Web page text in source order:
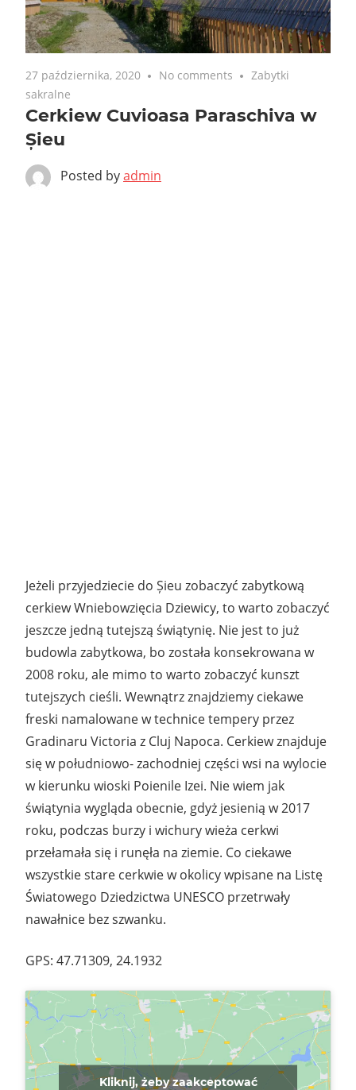
27 października, 2020 No comments
Zabytki
sakralne
Cerkiew Cuvioasa Paraschiva w
Șieu
Posted byadmin
Jeżeli przyjedziecie do Șieu zobaczyć zabytkową
cerkiew Wniebowzięcia Dziewicy, to warto zobaczyć
jeszcze jedną tutejszą świątynię. Nie jest to już
budowla zabytkowa, bo została konsekrowana w
2008 roku, ale mimo to warto zobaczyć kunszt
tutejszych cieśli. Wewnątrz znajdziemy ciekawe
freski namalowane w technice tempery przez
Gradinaru Victoria z Cluj Napoca. Cerkiew znajduje
się w południowo- zachodniej części wsi na wylocie
w kierunku wioski Poienile Izei. Nie wiem jak
świątynia wygląda obecnie, gdyż jesienią w 2017
roku, podczas burzy i wichury wieża cerkwi
przełamała się i runęła na ziemie. Co ciekawe
wszystkie stare cerkwie w okolicy wpisane na Listę
Światowego Dziedzictwa UNESCO przetrwały
nawałnice bez szwanku.
GPS: 47.71309, 24.1932
Kliknij, żeby zaakceptować